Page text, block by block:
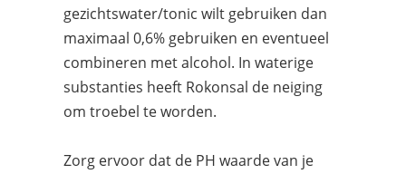
gezichtswater/tonic wilt gebruiken dan
maximaal 0,6% gebruiken en eventueel
combineren met alcohol. In waterige
substanties heeft Rokonsal de neiging
om troebel te worden.
Zorg ervoor dat de PH waarde van je